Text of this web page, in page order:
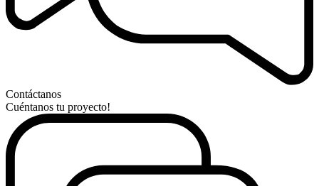
Contáctanos
Cuéntanos tu proyecto!